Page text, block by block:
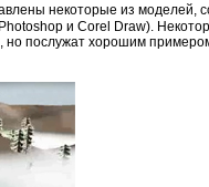
некоторые из моделей,
и Corel Draw).
но послужат хорошим